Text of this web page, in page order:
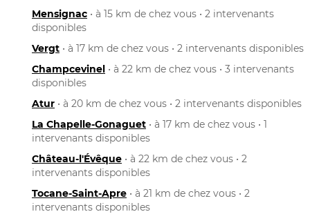
Mensignac • à 15 km de chez vous • 2 intervenants
disponibles
Vergt • à 17 km de chez vous • 2 intervenants disponibles
Champcevinel • à 22 km de chez vous • 3 intervenants
disponibles
Atur • à 20 km de chez vous • 2 intervenants disponibles
La Chapelle-Gonaguet • à 17 km de chez vous • 1
intervenants disponibles
Château-l'Évêque • à 22 km de chez vous • 2
intervenants disponibles
Tocane-Saint-Apre • à 21 km de chez vous • 2
intervenants disponibles